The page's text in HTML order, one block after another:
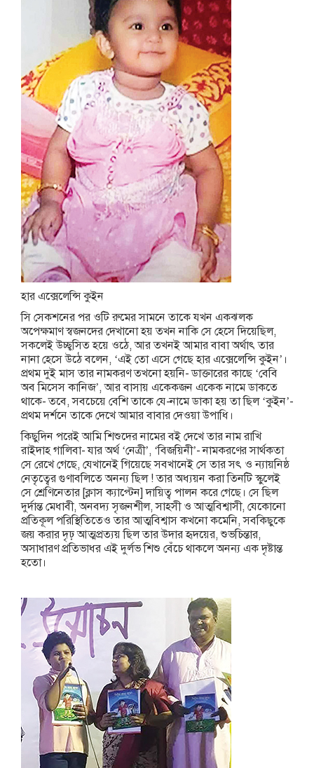
হার এক্সেলেন্সি কুইন
সি সেকশনের পর ওটি রুমের সামনে তাকে যখন একঝলক
অপেক্ষমাণ স্বজনদের দেখানো হয় তখন নাকি সে হেসে দিয়েছিল,
সকলেই উচ্ছ্বসিত হয়ে ওঠে, আর তখনই আমার বাবা অর্থাৎ তার
নানা হেসে উঠে বলেন, ‘এই তো এসে গেছে হার এক্সেলেন্সি কুইন’।
প্রথম দুই মাস তার নামকরণ তখনো হয়নি- ডাক্তারের কাছে ‘বেবি
অব মিসেস কানিজ’, আর বাসায় একেকজন একেক নামে ডাকতে
থাকে- তবে, সবচেয়ে বেশি তাকে যে-নামে ডাকা হয় তা ছিল ‘কুইন’-
প্রথম দর্শনে তাকে দেখে আমার বাবার দেওয়া উপাধি।
কিছুদিন পরেই আমি শিশুদের নামের বই দেখে তার নাম রাখি
রাইদাহ গালিবা- যার অর্থ ‘নেত্রী’, ‘বিজয়িনী’- নামকরণের সার্থকতা
সে রেখে গেছে, যেখানেই গিয়েছে সবখানেই সে তার সৎ ও ন্যায়নিষ্ঠ
নেতৃত্বের গুণাবলিতে অনন্য ছিল ! তার অধ্যয়ন করা তিনটি স্কুলেই
সে শ্রেণিনেতার [ক্লাস ক্যাপ্টেন] দায়িত্ব পালন করে গেছে। সে ছিল
দুর্দান্ত মেধাবী, অনবদ্য সৃজনশীল, সাহসী ও আত্মবিশ্বাসী, যেকোনো
প্রতিকূল পরিস্থিতিতেও তার আত্মবিশ্বাস কখনো কমেনি, সবকিছুকে
জয় করার দৃঢ় আত্মপ্রত্যয় ছিল তার উদার হৃদয়ের, শুভচিন্তার,
অসাধারণ প্রতিভাধর এই দুর্লভ শিশু বেঁচে থাকলে অনন্য এক দৃষ্টান্ত
হতো।